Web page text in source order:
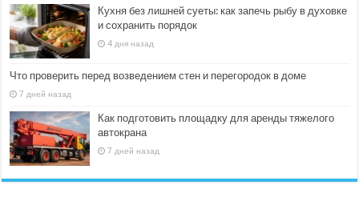
Кухня без лишней суеты: как запечь рыбу в духовке
и сохранить порядок
4 дня назад
Что проверить перед возведением стен и перегородок в доме
7 дней назад
Как подготовить площадку для аренды тяжелого
автокрана
7 дней назад